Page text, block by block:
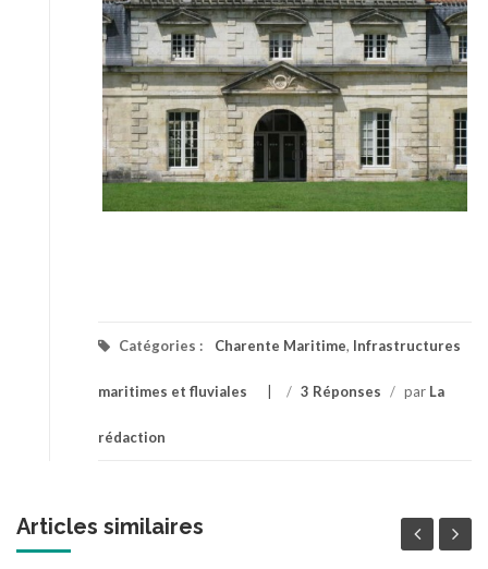
Catégories : Charente Maritime, Infrastructures
maritimes et fluviales / 3 Réponses / par La
rédaction
Articles similaires